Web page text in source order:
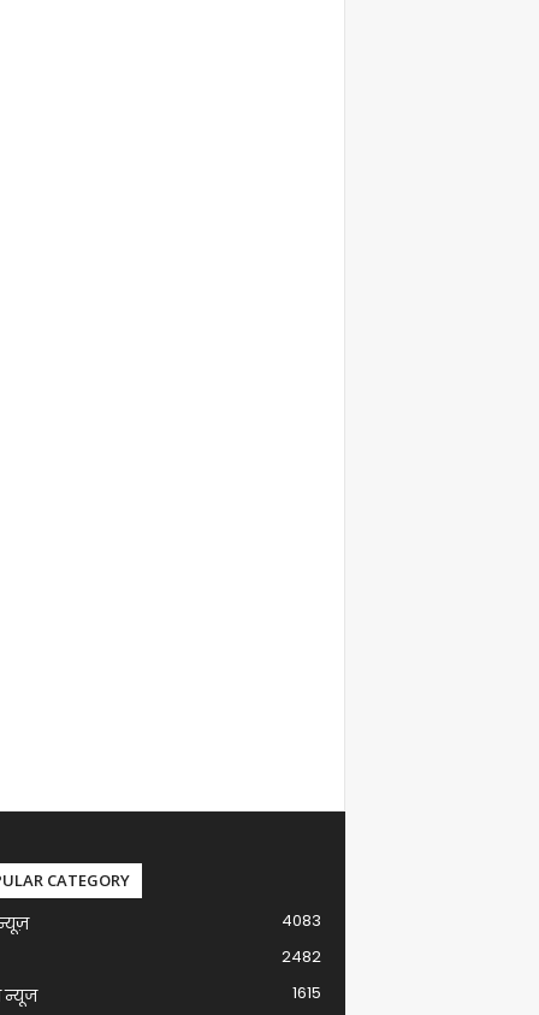
CATEGORY
4083
2482
न्यूज
1615